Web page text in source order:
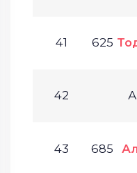
41 625
42
43 685